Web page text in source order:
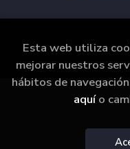
2026 ©La Puerta de
Esta web utiliza
mejorar nuestros
hábitos de
aquío